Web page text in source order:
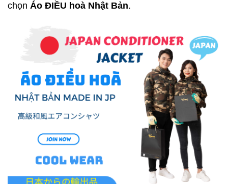
chọn Áo ĐIỀU hoà Nhật Bản.